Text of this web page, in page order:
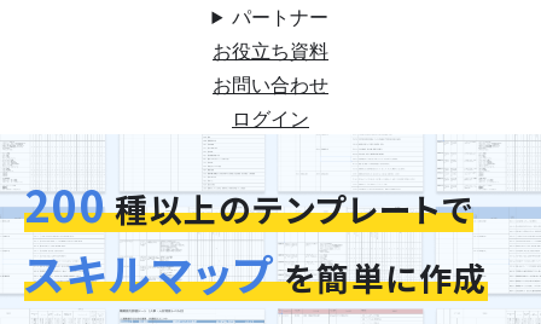
パートナー
お役立ち資料
お問い合わせ
ログイン
200 種以上のテンプレートで
スキルマップ を簡単に作成